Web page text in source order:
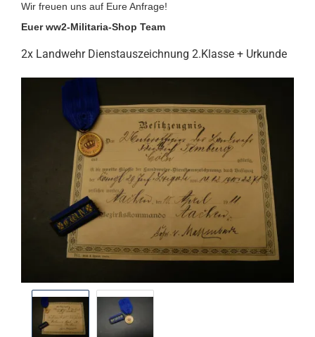
Wir freuen uns auf Eure Anfrage!
Euer ww2-Militaria-Shop Team
2x Landwehr Dienstauszeichnung 2.Klasse + Urkunde